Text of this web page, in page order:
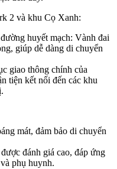
2 và khu Cọ Xanh:
huyết mạch: Vành đai
giúp dễ dàng di chuyển
giao thông chính của
tiện kết nối đến các khu
mát, đảm bảo di chuyển
đánh giá cao, đáp ứng
phụ huynh.